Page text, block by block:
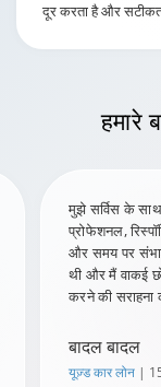
दूर करता है और
हमारे
मुझे सर्विस के
प्रोफेशनल,
और समय पर
थी और मैं वाकई
करने की सराहना
बादल बादल
यूज़्ड कार लोन |